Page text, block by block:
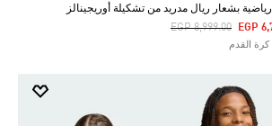
بشعار ريال مدريد من تشكيلة أوريجينالز
Price Reduced From
EGP 8,999.00ToEGP
كرة القدم